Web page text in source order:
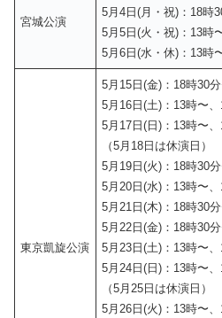
宮城公演
5月4日(月・祝)：18時
5月5日(火・祝)：13時
5月6日(水・休)：13時
東京凱旋公演
5月15日(金)：18時30
5月16日(土)：13時〜
5月17日(日)：13時〜
（5月18日は休演日）
5月19日(火)：18時30
5月20日(水)：13時〜
5月21日(木)：18時30
5月22日(金)：18時30
5月23日(土)：13時〜
5月24日(日)：13時〜
（5月25日は休演日）
5月26日(火)：13時〜